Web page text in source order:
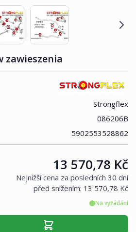
zawieszenia
Strongflex
086206B
5902553528862
Cena:
13 570,78 Kč
Nejnižší cena za posledních 30 dní
před snížením: 13 570,78 Kč
Na vyžádání